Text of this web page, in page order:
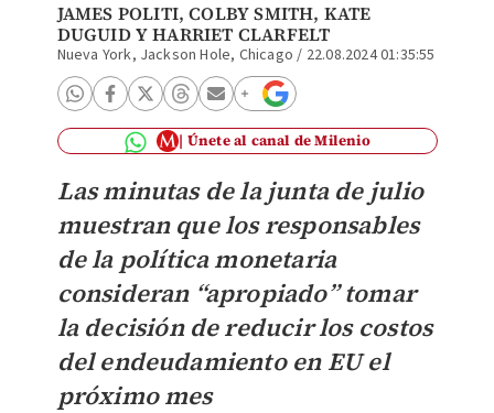
JAMES POLITI, COLBY SMITH, KATE
DUGUID Y HARRIET CLARFELT
Nueva York, Jackson Hole, Chicago / 22.08.2024 01:35:55
Únete al canal de Milenio
Las minutas de la junta de julio
muestran que los responsables
de la política monetaria
consideran “apropiado” tomar
la decisión de reducir los costos
del endeudamiento en EU el
próximo mes